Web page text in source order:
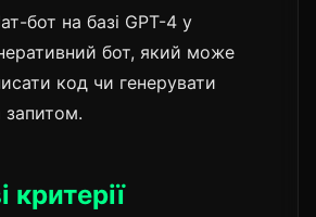
бот на базі GPT-4 у
бот, який може
код чи генерувати
запитом.
критерії